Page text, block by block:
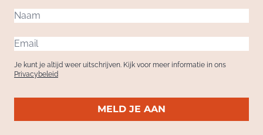
Je kunt je altijd weer uitschrijven. Kijk voor meer informatie in ons
Privacybeleid
MELD JE AAN